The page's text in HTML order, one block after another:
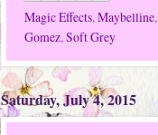
Magic Effects,Maybelline,
Gomez,Soft Grey
Saturday, July 4, 2015